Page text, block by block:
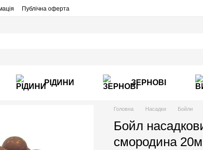
Публічна оферта
РІДИНИ ЗЕРНОВІ
Головна Насадки Бойли
Бойл
смородина